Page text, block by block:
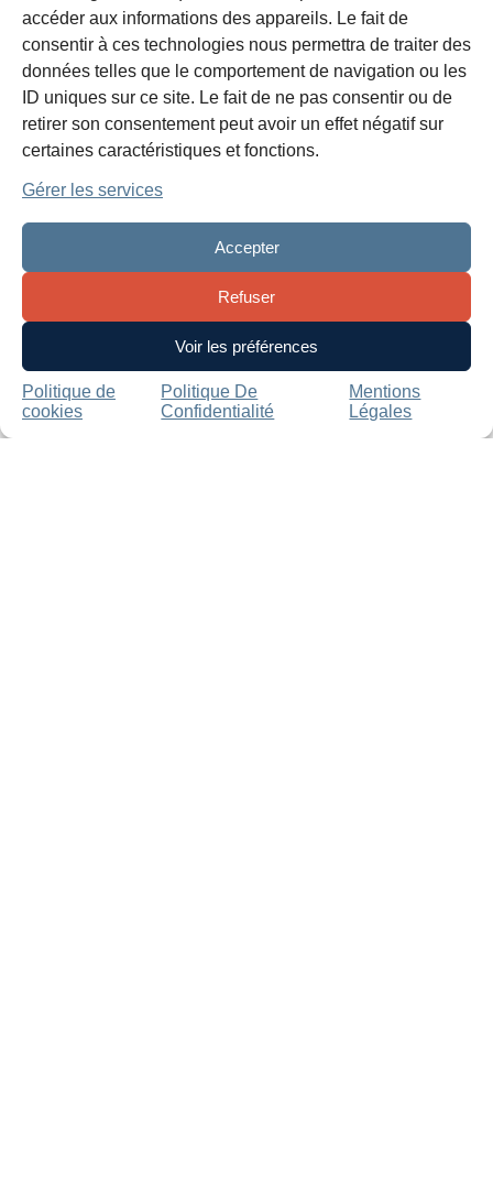
accéder aux informations des appareils. Le fait de
consentir à ces technologies nous permettra de traiter des
données telles que le comportement de navigation ou les
ID uniques sur ce site. Le fait de ne pas consentir ou de
retirer son consentement peut avoir un effet négatif sur
certaines caractéristiques et fonctions.
Gérer les services
Accepter
Refuser
Voir les préférences
Politique de
cookies
Politique De
Confidentialité
Mentions
Légales
Employeurs, protegez vous et vos
équipes du coronavirus !
Previous
La facturation récurrente
Next
Recommen